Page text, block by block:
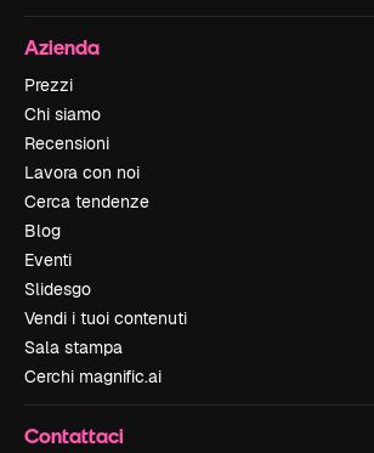
Azienda
Prezzi
Chi siamo
Recensioni
Lavora con noi
Cerca tendenze
Blog
Eventi
Slidesgo
Vendi i tuoi contenuti
Sala stampa
Cerchi magnific.ai
Contattaci